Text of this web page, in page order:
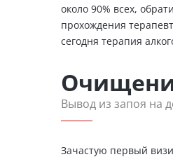
около 90% всех,
прохождения
сегодня терапия
Вывод из запоя на
Зачастую первый